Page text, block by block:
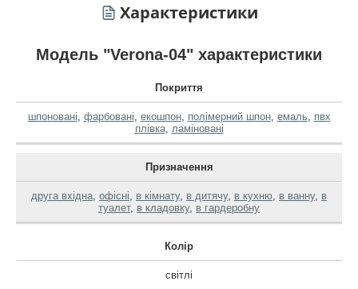
Характеристики
Модель "Verona-04" характеристики
Покриття
шпоновані, фарбовані, екошпон, полімерний шпон, емаль, пвх
плівка, ламіновані
Призначення
друга вхідна, офісні, в кімнату, в дитячу, в кухню, в ванну, в
туалет, в кладовку, в гардеробну
Колір
світлі